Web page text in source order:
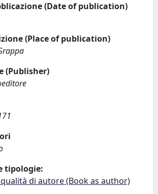
(Date of publication)
(Place of publication)
(Publisher)
tipologie:
di autore (Book as author)